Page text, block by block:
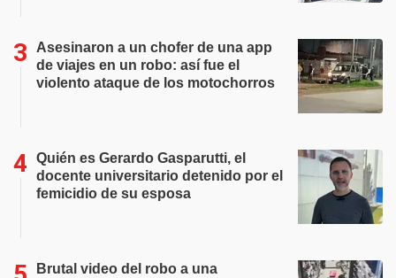
Asesinaron a un chofer de una app
de viajes en un robo: así fue el
violento ataque de los motochorros
Quién es Gerardo Gasparutti, el
docente universitario detenido por el
femicidio de su esposa
Brutal video del robo a una